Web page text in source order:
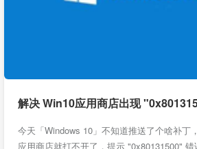
解决 Win10应用商店出现
今天「Windows 10」不知道推送了个啥补丁
应用商店就打不开了，提示 "0x80131500" 错